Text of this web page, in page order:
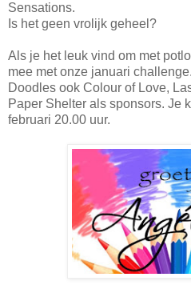
Sensations.
Is het geen vrolijk geheel?
Als je het leuk vind om met
mee met onze januari
Doodles ook Colour of Love,
Paper Shelter als sponsors. Je
februari 20.00 uur.